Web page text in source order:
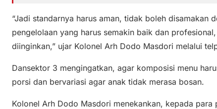
“Jadi standarnya harus aman, tidak boleh disamakan
pengelolaan yang harus semakin baik dan
diinginkan,” ujar Kolonel Arh Dodo Masdori melalui
Dansektor 3 mengingatkan, agar komposisi menu
porsi dan bervariasi agar anak tidak merasa bosan.
Kolonel Arh Dodo Masdori menekankan, kepada para